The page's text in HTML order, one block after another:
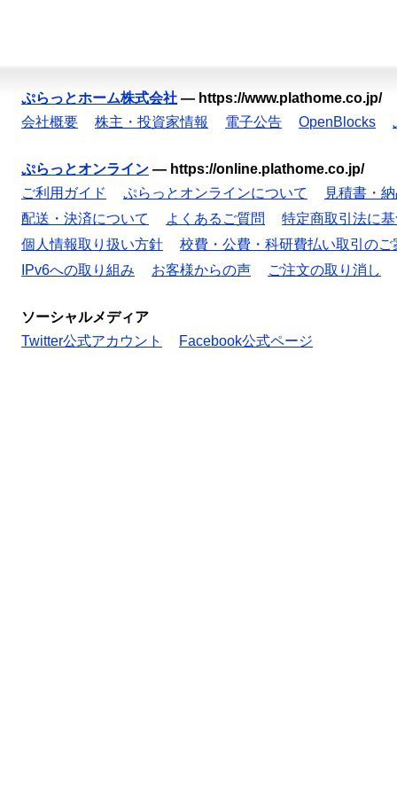
ぷらっとホーム株式会社 — https://www.plathome.co.jp/
会社概要
株主・投資家情報 電子公告 OpenBlocks
ぷらっとオンライン — https://online.plathome.co.jp/
ご利用ガイド
ぷらっとオンラインについて
見積書・
配送・決済について
よくあるご質問
特定商取引法に
個人情報取り扱い方針
校費・公費・科研費払い取引のご
IPv6への取り組み
お客様からの声 ご注文の取り消し
ソーシャルメディア
Twitter公式アカウント
Facebook公式ページ